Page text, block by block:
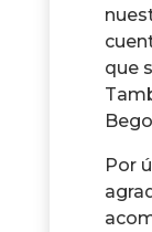
que
Por